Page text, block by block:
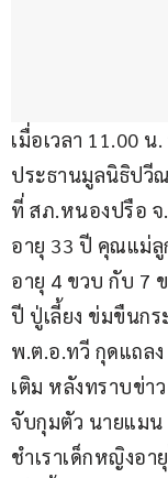
เมื่อเวลา 11.00
ประธานมูลนิธิปวี
ที่ สภ.หนองปรือ จ
อายุ 33 ปี คุณแม่ลู
อายุ 4 ขวบ กับ 7
ปี ปู่เลี้ยง ข่มขืนก
พ.ต.อ.ทวี กุดแถล
เติม หลังทราบข่า
จับกุมตัว นายแมน
ชำเราเด็กหญิงอา